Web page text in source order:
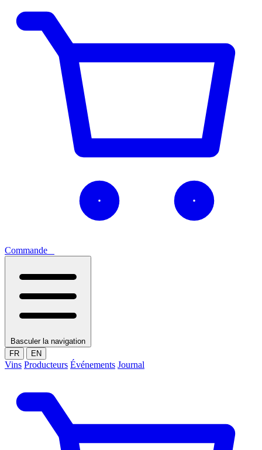
Commande
Basculer la navigation
FR
EN
Vins Producteurs Événements Journal